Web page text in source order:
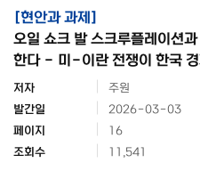
[현안과 과제]
오일 쇼크 발 스크루플레이션
한다 - 미-이란 전쟁이 한국 경
저자
주원
발간일
2026-03-03
페이지
16
조회수
11,541